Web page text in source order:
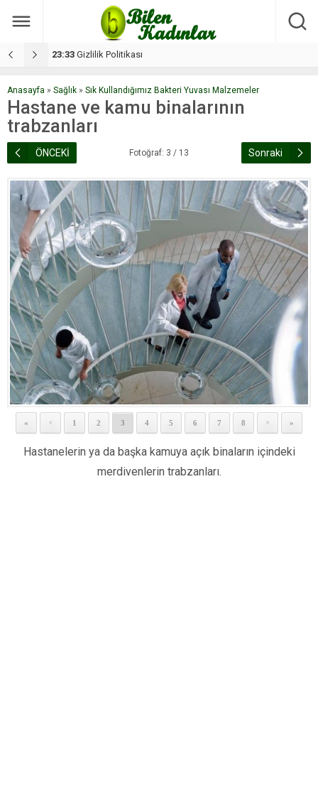
17:08 Dilan, düğününe 5 gün kala hayatını kaybetti
Anasayfa » Sağlık » Sık Kullandığımız Bakteri Yuvası Malzemeler
Hastane ve kamu binalarının
trabzanları
ÖNCEKİ Fotoğraf: 3 / 13 Sonraki
« < 1 2 3 4 5 6 7 8 > »
Hastanelerin ya da başka kamuya açık binaların içindeki
merdivenlerin trabzanları.